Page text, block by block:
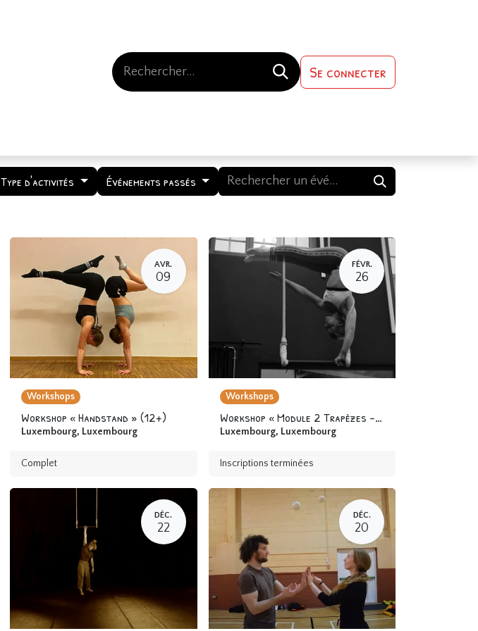
Se connecter
Type d'activités Événements passés
AVR.
09
Workshops
Workshop « Handstand » (12+)
Luxembourg, Luxembourg
Complet
FÉVR.
26
Workshops
Workshop « Module 2 Trapèzes - Cerceaux » 12 ans & +
Luxembourg, Luxembourg
Inscriptions terminées
DÉC.
22
DÉC.
20